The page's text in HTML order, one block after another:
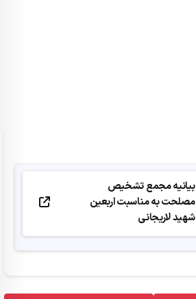
بیانیه مجمع تشخیص
مصلحت به مناسبت اربعین
شهید لاریجانی